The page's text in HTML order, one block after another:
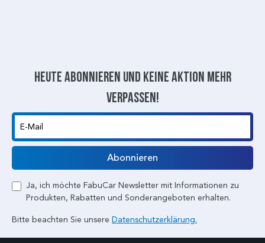
Heute abonnieren und keine aktion mehr
verpassen!
E-Mail
Abonnieren
Ja, ich möchte FabuCar Newsletter mit Informationen zu
Produkten, Rabatten und Sonderangeboten erhalten.
Bitte beachten Sie unsere Datenschutzerklärung.